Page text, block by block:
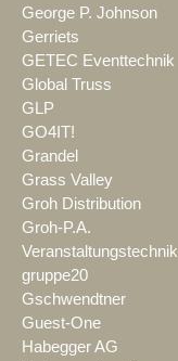
George P. Johnson
Gerriets
GETEC Eventtechnik
Global Truss
GLP
GO4IT!
Grandel
Grass Valley
Groh Distribution
Groh-P.A.
Veranstaltungstechnik
gruppe20
Gschwendtner
Guest-One
Habegger AG